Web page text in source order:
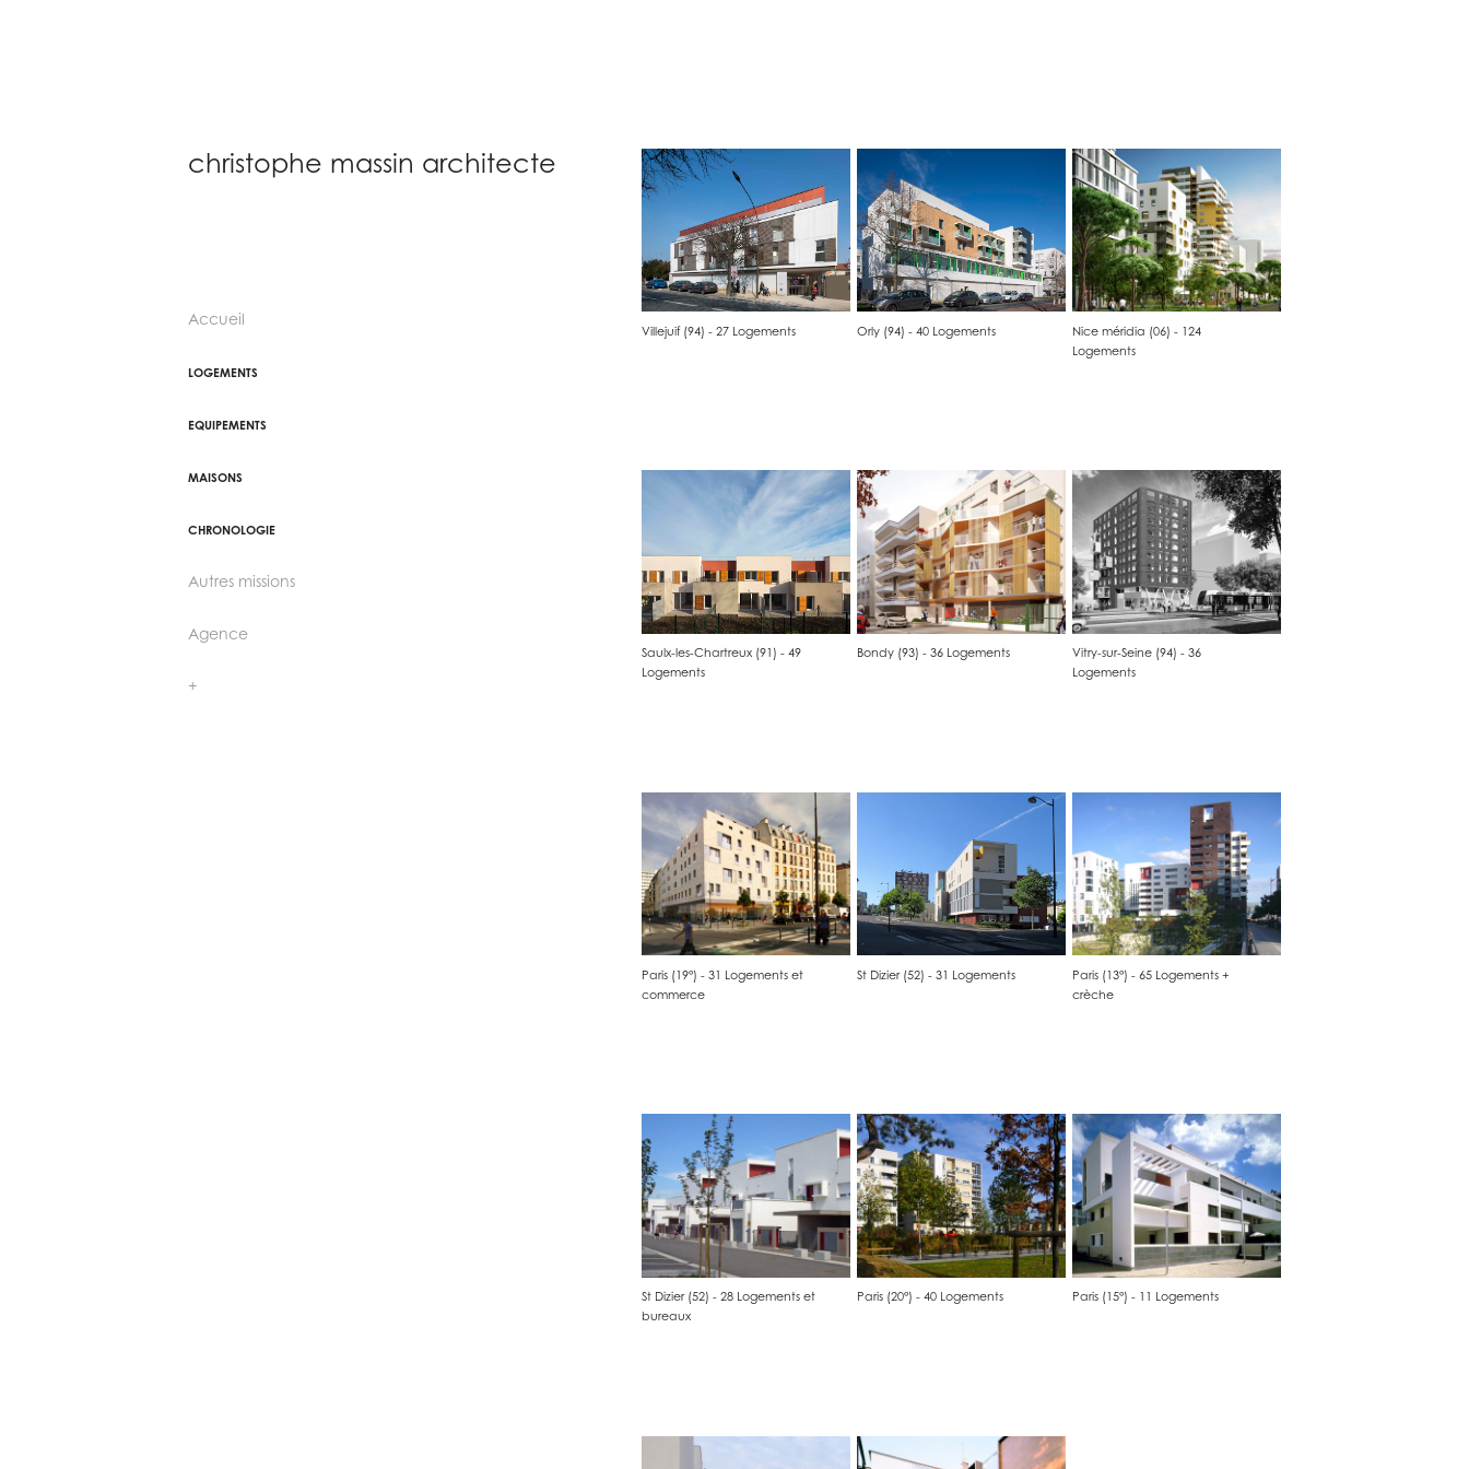
christophe massin architecte
Accueil
LOGEMENTS
EQUIPEMENTS
MAISONS
CHRONOLOGIE
Autres missions
Agence
+
Villejuif (94) - 27 Logements Orly (94) - 40 Logements
Nice méridia (06) - 124
Logements
Saulx-les-Chartreux (91) - 49
Logements
Bondy (93) - 36 Logements
Vitry-sur-Seine (94) - 36
Logements
Paris (19°) - 31 Logements et
commerce
St Dizier (52) - 31 Logements
Paris (13°) - 65 Logements +
crèche
St Dizier (52) - 28 Logements et
bureaux
Paris (20°) - 40 Logements Paris (15°) - 11 Logements